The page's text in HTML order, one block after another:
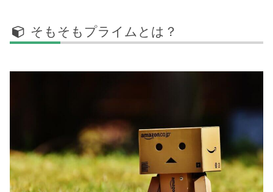
そもそもプライムとは？